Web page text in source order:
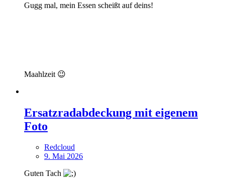
Gugg mal, mein Essen scheißt auf deins!
Maahlzeit 😉
Ersatzradabdeckung mit eigenem
Foto
Redcloud
9. Mai 2026
Guten Tach